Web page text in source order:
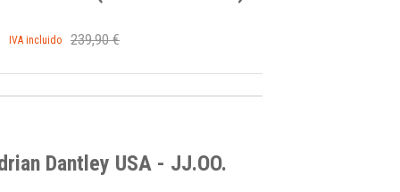
IVA incluido 239,90 €
Dantley USA - JJ.OO.